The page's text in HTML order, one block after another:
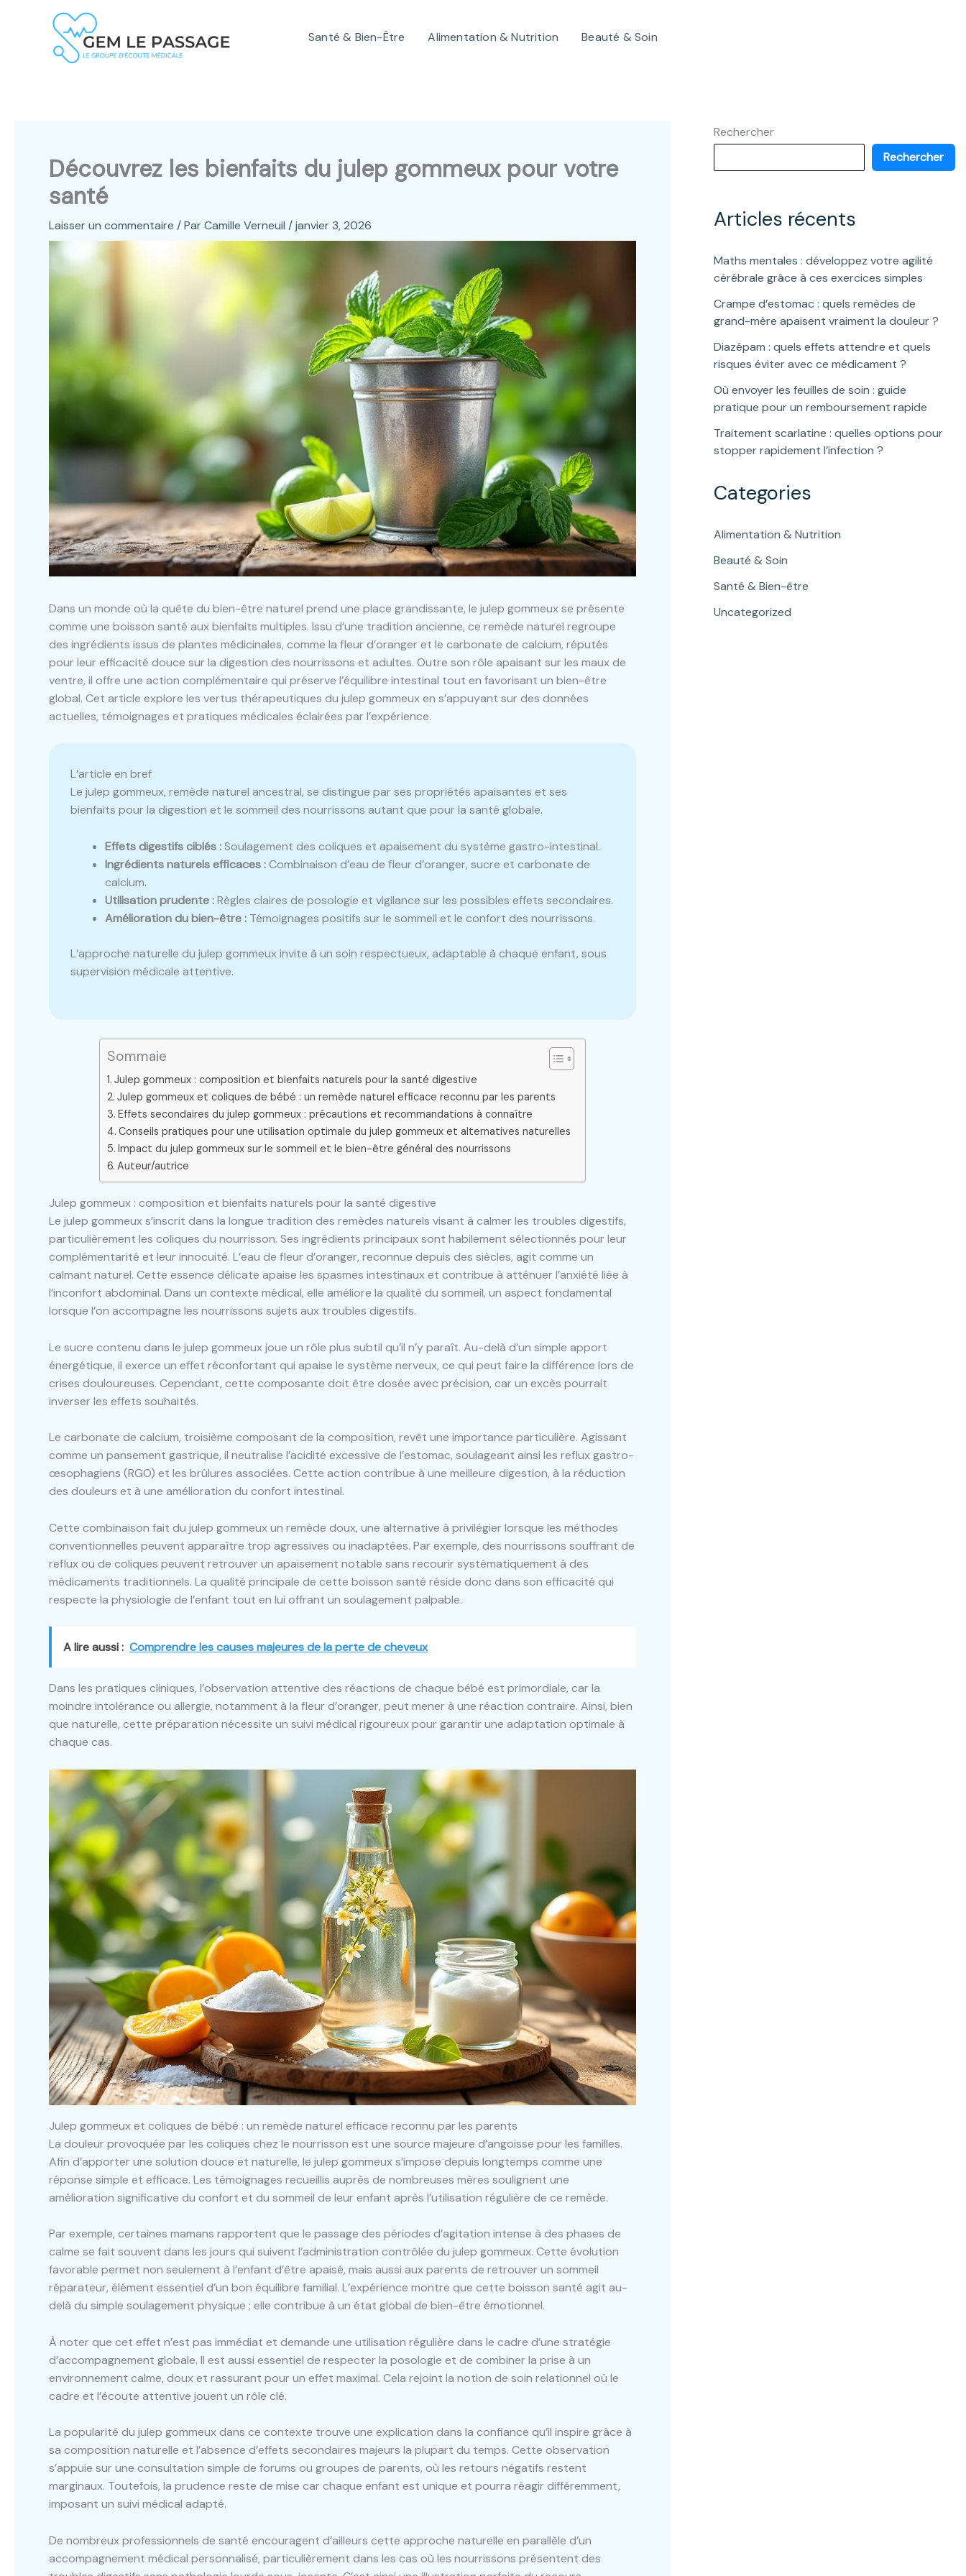
Santé & Bien-Être Alimentation & Nutrition Beauté & Soin
Découvrez les bienfaits du julep gommeux pour votre
santé
Laisser un commentaire / ParCamille Verneuil /janvier 3, 2026
Dans un monde où la quête du bien-être naturel prend une place grandissante, le julep gommeux se présente
comme une boisson santé aux bienfaits multiples. Issu d’une tradition ancienne, ce remède naturel regroupe
des ingrédients issus de plantes médicinales, comme la fleur d’oranger et le carbonate de calcium, réputés
pour leur efficacité douce sur la digestion des nourrissons et adultes. Outre son rôle apaisant sur les maux de
ventre, il offre une action complémentaire qui préserve l’équilibre intestinal tout en favorisant un bien-être
global. Cet article explore les vertus thérapeutiques du julep gommeux en s’appuyant sur des données
actuelles, témoignages et pratiques médicales éclairées par l’expérience.
L’article en bref
Le julep gommeux, remède naturel ancestral, se distingue par ses propriétés apaisantes et ses
bienfaits pour la digestion et le sommeil des nourrissons autant que pour la santé globale.
Effets digestifs ciblés :Soulagement des coliques et apaisement du système gastro-intestinal.
Ingrédients naturels efficaces :Combinaison d’eau de fleur d’oranger, sucre et carbonate de
calcium.
Utilisation prudente :Règles claires de posologie et vigilance sur les possibles effets secondaires.
Amélioration du bien-être : Témoignages positifs sur le sommeil et le confort des nourrissons.
L’approche naturelle du julep gommeux invite à un soin respectueux, adaptable à chaque enfant, sous
supervision médicale attentive.
Sommaie
Julep gommeux : composition et bienfaits naturels pour la santé digestive
Julep gommeux et coliques de bébé : un remède naturel efficace reconnu par les parents
Effets secondaires du julep gommeux : précautions et recommandations à connaître
Conseils pratiques pour une utilisation optimale du julep gommeux et alternatives naturelles
Impact du julep gommeux sur le sommeil et le bien-être général des nourrissons
Auteur/autrice
Julep gommeux : composition et bienfaits naturels pour la santé digestive
Le julep gommeux s’inscrit dans la longue tradition des remèdes naturels visant à calmer les troubles digestifs,
particulièrement les coliques du nourrisson. Ses ingrédients principaux sont habilement sélectionnés pour leur
complémentarité et leur innocuité. L’eau de fleur d’oranger, reconnue depuis des siècles, agit comme un
calmant naturel. Cette essence délicate apaise les spasmes intestinaux et contribue à atténuer l’anxiété liée à
l’inconfort abdominal. Dans un contexte médical, elle améliore la qualité du sommeil, un aspect fondamental
lorsque l’on accompagne les nourrissons sujets aux troubles digestifs.
Le sucre contenu dans le julep gommeux joue un rôle plus subtil qu’il n’y paraît. Au-delà d’un simple apport
énergétique, il exerce un effet réconfortant qui apaise le système nerveux, ce qui peut faire la différence lors de
crises douloureuses. Cependant, cette composante doit être dosée avec précision, car un excès pourrait
inverser les effets souhaités.
Le carbonate de calcium, troisième composant de la composition, revêt une importance particulière. Agissant
comme un pansement gastrique, il neutralise l’acidité excessive de l’estomac, soulageant ainsi les reflux gastro-
œsophagiens (RGO) et les brûlures associées. Cette action contribue à une meilleure digestion, à la réduction
des douleurs et à une amélioration du confort intestinal.
Cette combinaison fait du julep gommeux un remède doux, une alternative à privilégier lorsque les méthodes
conventionnelles peuvent apparaître trop agressives ou inadaptées. Par exemple, des nourrissons souffrant de
reflux ou de coliques peuvent retrouver un apaisement notable sans recourir systématiquement à des
médicaments traditionnels. La qualité principale de cette boisson santé réside donc dans son efficacité qui
respecte la physiologie de l’enfant tout en lui offrant un soulagement palpable.
A lire aussi : Comprendre les causes majeures de la perte de cheveux
Dans les pratiques cliniques, l’observation attentive des réactions de chaque bébé est primordiale, car la
moindre intolérance ou allergie, notamment à la fleur d’oranger, peut mener à une réaction contraire. Ainsi, bien
que naturelle, cette préparation nécessite un suivi médical rigoureux pour garantir une adaptation optimale à
chaque cas.
Julep gommeux et coliques de bébé : un remède naturel efficace reconnu par les parents
La douleur provoquée par les coliques chez le nourrisson est une source majeure d’angoisse pour les familles.
Afin d’apporter une solution douce et naturelle, le julep gommeux s’impose depuis longtemps comme une
réponse simple et efficace. Les témoignages recueillis auprès de nombreuses mères soulignent une
amélioration significative du confort et du sommeil de leur enfant après l’utilisation régulière de ce remède.
Par exemple, certaines mamans rapportent que le passage des périodes d’agitation intense à des phases de
calme se fait souvent dans les jours qui suivent l’administration contrôlée du julep gommeux. Cette évolution
favorable permet non seulement à l’enfant d’être apaisé, mais aussi aux parents de retrouver un sommeil
réparateur, élément essentiel d’un bon équilibre familial. L’expérience montre que cette boisson santé agit au-
delà du simple soulagement physique ; elle contribue à un état global de bien-être émotionnel.
À noter que cet effet n’est pas immédiat et demande une utilisation régulière dans le cadre d’une stratégie
d’accompagnement globale. Il est aussi essentiel de respecter la posologie et de combiner la prise à un
environnement calme, doux et rassurant pour un effet maximal. Cela rejoint la notion de soin relationnel où le
cadre et l’écoute attentive jouent un rôle clé.
La popularité du julep gommeux dans ce contexte trouve une explication dans la confiance qu’il inspire grâce à
sa composition naturelle et l’absence d’effets secondaires majeurs la plupart du temps. Cette observation
s’appuie sur une consultation simple de forums ou groupes de parents, où les retours négatifs restent
marginaux. Toutefois, la prudence reste de mise car chaque enfant est unique et pourra réagir différemment,
imposant un suivi médical adapté.
De nombreux professionnels de santé encouragent d’ailleurs cette approche naturelle en parallèle d’un
accompagnement médical personnalisé, particulièrement dans les cas où les nourrissons présentent des
Rechercher
Rechercher
Articles récents
Maths mentales : développez votre agilité
cérébrale grâce à ces exercices simples
Crampe d’estomac : quels remèdes de
grand-mère apaisent vraiment la douleur ?
Diazépam : quels effets attendre et quels
risques éviter avec ce médicament ?
Où envoyer les feuilles de soin : guide
pratique pour un remboursement rapide
Traitement scarlatine : quelles options pour
stopper rapidement l’infection ?
Categories
Alimentation & Nutrition
Beauté & Soin
Santé & Bien-être
Uncategorized